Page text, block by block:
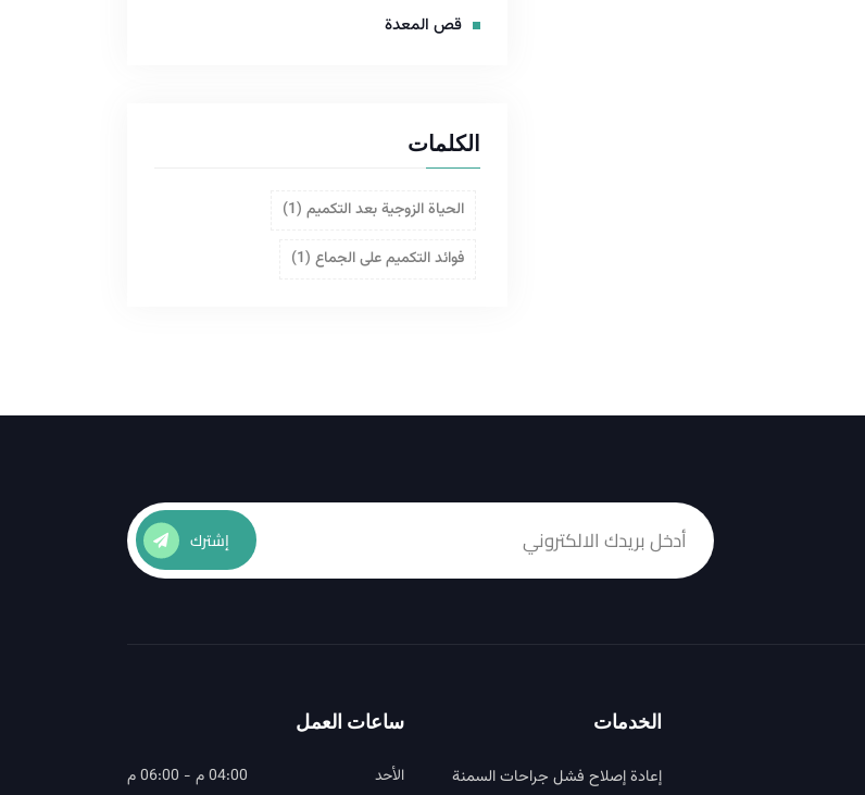
قص المعدة
الكلمات
الحياة الزوجية بعد التكميم (1)
فوائد التكميم على الجماع (1)
إشترك
الخدمات
إعادة إصلاح فشل جراحات السمنة
ساعات العمل
الأحد 04:00 م - 06:00 م